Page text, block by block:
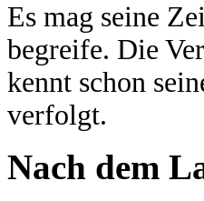
Es mag seine
begreife. Die
kennt schon
verfolgt.
Nach dem